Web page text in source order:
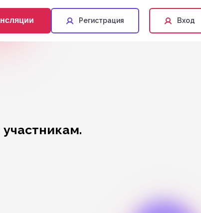
Регистрация Вход